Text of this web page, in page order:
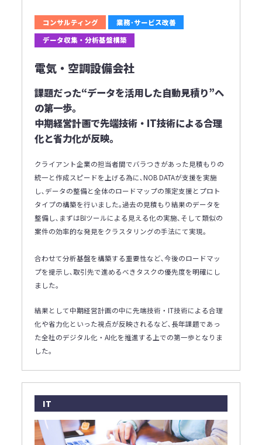
コンサルティング
業務･サービス改善
データ収集・分析基盤構築
電気・空調設備会社
課題だった“データを活用した自動見積り”へ
の第一歩｡
中期経営計画で先端技術・IT技術による合理
化と省力化が反映｡
クライアント企業の担当者間でバラつきがあった見積もりの
統一と作成スピードを上げる為に､NOB DATAが支援を実施
し､データの整備と全体のロードマップの策定支援とプロト
タイプの構築を行いました｡過去の見積もり結果のデータを
整備し､まずはBIツールによる見える化の実施､そして類似の
案件の効率的な発見をクラスタリングの手法にて実現｡
合わせて分析基盤を構築する重要性など､今後のロードマッ
プを提示し､取引先で進めるべきタスクの優先度を明確にし
ました｡
結果として中期経営計画の中に先端技術・IT技術による合理
化や省力化といった視点が反映されるなど､長年課題であっ
た全社のデジタル化・AI化を推進する上での第一歩となりま
した｡
IT